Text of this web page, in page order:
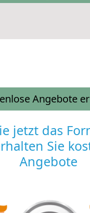
Angebote
jetzt das
Sie
Angebote